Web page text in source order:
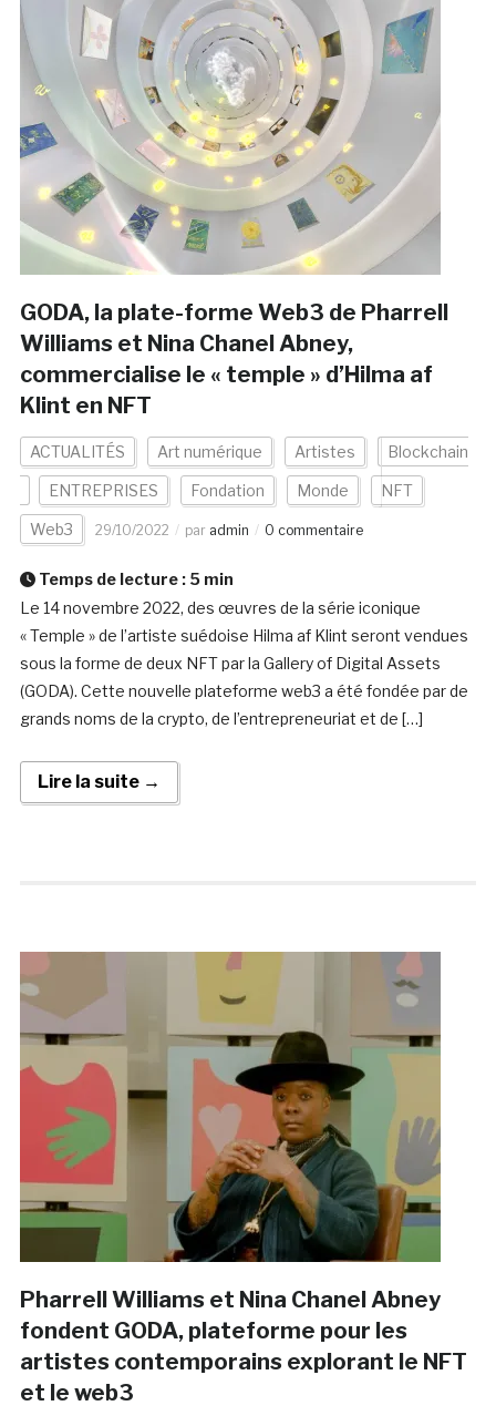
GODA, la plate-forme Web3 de Pharrell
Williams et Nina Chanel Abney,
commercialise le « temple » d’Hilma af
Klint en NFT
ACTUALITÉS Art numérique Artistes Blockchain
ENTREPRISES Fondation Monde NFT
Web3 29/10/2022 par admin 0 commentaire
Temps de lecture : 5 min
Le 14 novembre 2022, des œuvres de la série iconique
« Temple » de l’artiste suédoise Hilma af Klint seront vendues
sous la forme de deux NFT par la Gallery of Digital Assets
(GODA). Cette nouvelle plateforme web3 a été fondée par de
grands noms de la crypto, de l’entrepreneuriat et de […]
Lire la suite →
Pharrell Williams et Nina Chanel Abney
fondent GODA, plateforme pour les
artistes contemporains explorant le NFT
et le web3